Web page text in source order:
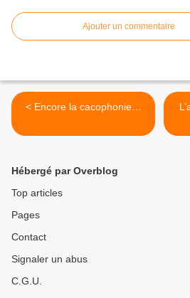
Ajouter un commentaire
< Encore la cacophonie…
Hébergé par Overblog
Top articles
Pages
Contact
Signaler un abus
C.G.U.